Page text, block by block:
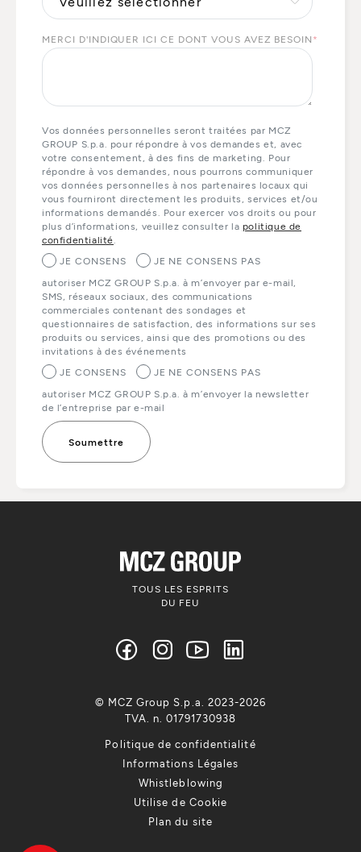
MERCI D'INDIQUER ICI CE DONT VOUS AVEZ BESOIN *
Vos données personnelles seront traitées par MCZ
GROUP S.p.a. pour répondre à vos demandes et, avec
votre consentement, à des fins de marketing. Pour
répondre à vos demandes, nous pourrons communiquer
vos données personnelles à nos partenaires locaux qui
vous fourniront directement les produits, services et/ou
informations demandés. Pour exercer vos droits ou pour
plus d’informations, veuillez consulter la politique de
confidentialité
JE CONSENS
JE NE CONSENS PAS
autoriser MCZ GROUP S.p.a. à m’envoyer par e-mail,
SMS, réseaux sociaux, des communications
commerciales contenant des sondages et
questionnaires de satisfaction, des informations sur ses
produits ou services, ainsi que des promotions ou des
invitations à des événements
JE CONSENS
JE NE CONSENS PAS
autoriser MCZ GROUP S.p.a. à m’envoyer la newsletter
de l’entreprise par e-mail
TOUS LES ESPRITS
DU FEU
Politique de confidentialité
Informations Légales
Whistleblowing
Utilise de Cookie
Plan du site
© MCZ Group S.p.a. 2023-2026
TVA. n. 01791730938